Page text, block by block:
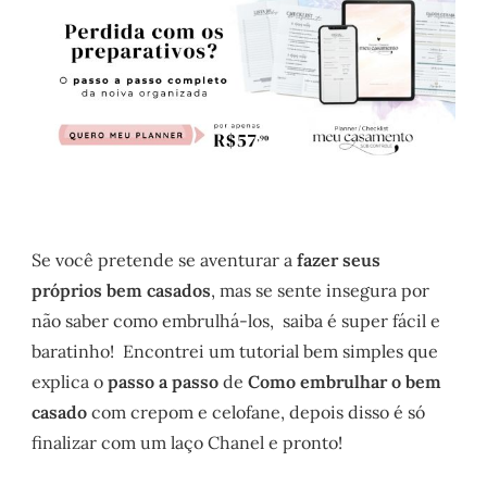
Se você pretende se aventurar a fazer seus
próprios bem casados, mas se sente insegura por
não saber como embrulhá-los, saiba é super fácil e
baratinho! Encontrei um tutorial bem simples que
explica opasso a passo deComo embrulhar o bem
casadocom crepom e celofane, depois disso é só
finalizar com um laço Chanel e pronto!